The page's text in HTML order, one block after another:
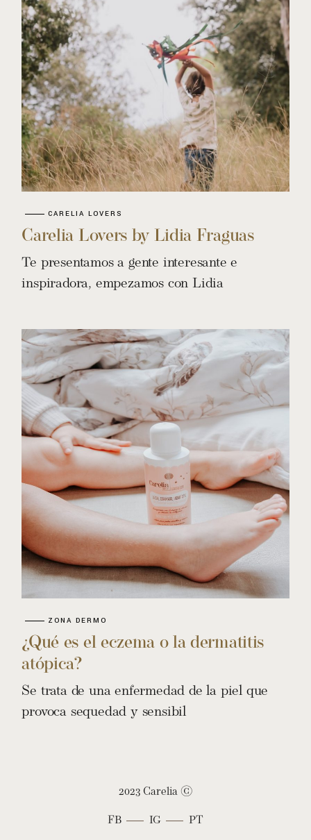
CARELIA LOVERS
Carelia Lovers by Lidia Fraguas
Te presentamos a gente interesante e
inspiradora, empezamos con Lidia
ZONA DERMO
¿Qué es el eczema o la dermatitis
atópica?
Se trata de una enfermedad de la piel que
provoca sequedad y sensibil
2023 Carelia ©
FB IG PT